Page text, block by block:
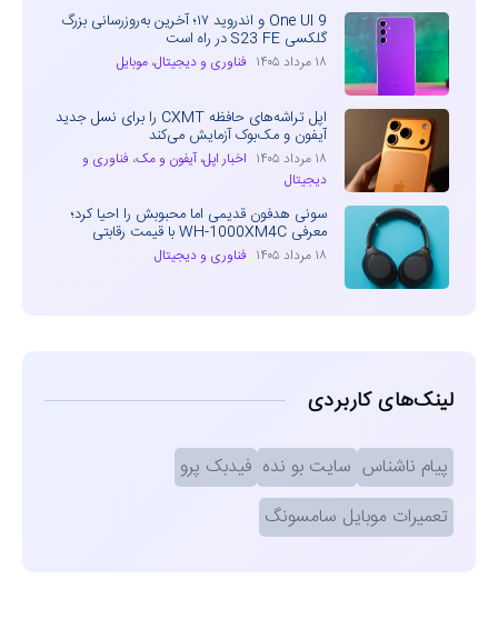
One UI 9 و اندروید ۱۷؛ آخرین به‌روزرسانی بزرگ
گلکسی S23 FE در راه است
۱۸ مرداد ۱۴۰۵ فناوری و دیجیتال، موبایل
اپل تراشه‌های حافظه CXMT را برای نسل جدید
آیفون و مک‌بوک آزمایش می‌کند
۱۸ مرداد ۱۴۰۵ اخبار اپل، آیفون و مک، فناوری و
دیجیتال
سونی هدفون قدیمی اما محبوبش را احیا کرد؛
معرفی WH-1000XM4C با قیمت رقابتی
۱۸ مرداد ۱۴۰۵ فناوری و دیجیتال
لینک‌های کاربردی
پیام ناشناس سایت بو نده فیدبک پرو
تعمیرات موبایل سامسونگ